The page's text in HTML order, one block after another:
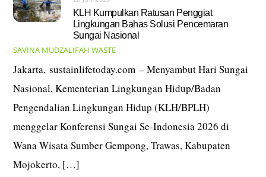
KLH Kumpulkan Ratusan Penggiat
Lingkungan Bahas Solusi Pencemaran
Sungai Nasional
SAVINA MUDZALIFAH WASTE
Jakarta, sustainlifetoday.com – Menyambut Hari Sungai
Nasional, Kementerian Lingkungan Hidup/Badan
Pengendalian Lingkungan Hidup (KLH/BPLH)
menggelar Konferensi Sungai Se-Indonesia 2026 di
Wana Wisata Sumber Gempong, Trawas, Kabupaten
Mojokerto, […]